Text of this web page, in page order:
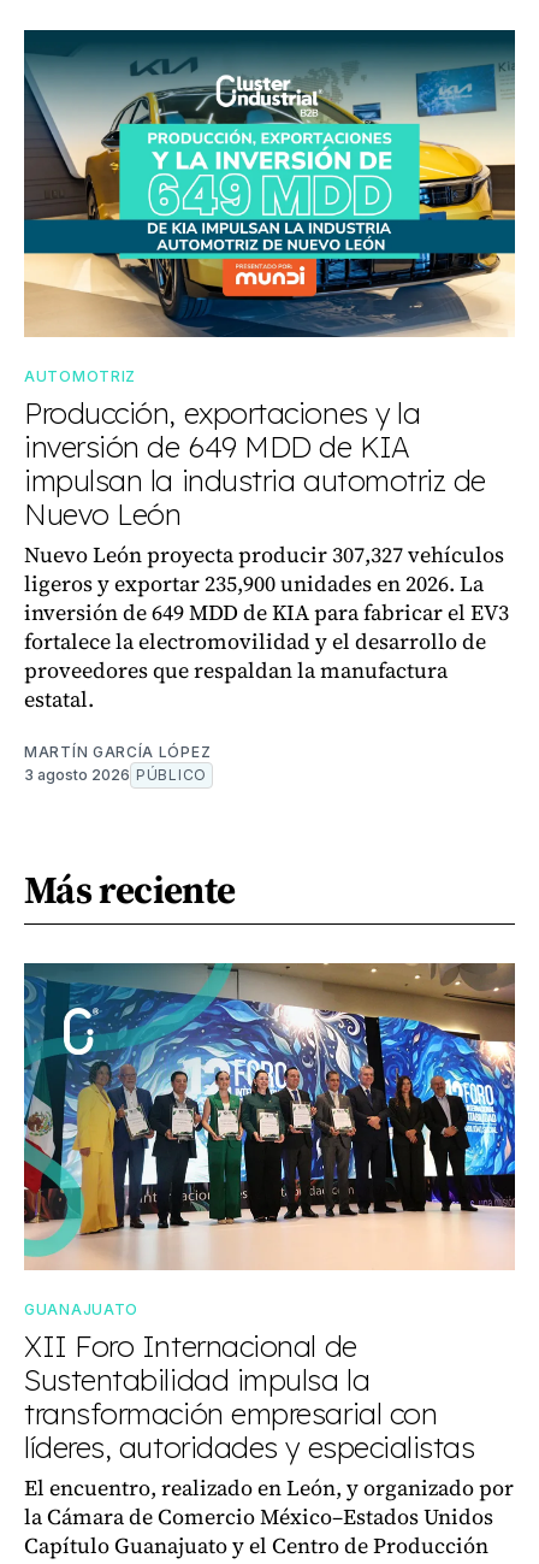
AUTOMOTRIZ
Producción, exportaciones y la
inversión de 649 MDD de KIA
impulsan la industria automotriz de
Nuevo León
Nuevo León proyecta producir 307,327 vehículos
ligeros y exportar 235,900 unidades en 2026. La
inversión de 649 MDD de KIA para fabricar el EV3
fortalece la electromovilidad y el desarrollo de
proveedores que respaldan la manufactura
estatal.
MARTÍN GARCÍA LÓPEZ
3 agosto 2026 PÚBLICO
Más reciente
GUANAJUATO
XII Foro Internacional de
Sustentabilidad impulsa la
transformación empresarial con
líderes, autoridades y especialistas
El encuentro, realizado en León, y organizado por
la Cámara de Comercio México–Estados Unidos
Capítulo Guanajuato y el Centro de Producción